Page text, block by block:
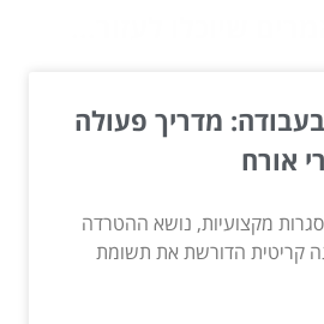
מדריך פעולה
אורח
מקצועיות, נושא ההטרדה
קריטית הדורשת את תשומת